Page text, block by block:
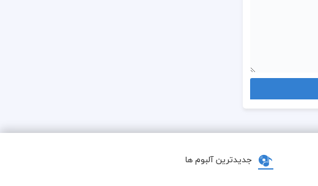
جدیدترین آلبوم ها